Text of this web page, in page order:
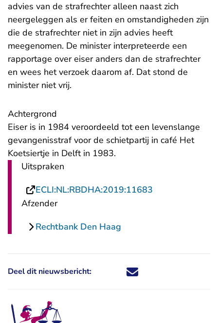
advies van de strafrechter alleen naast zich
neergeleggen als er feiten en omstandigheden zijn
die de strafrechter niet in zijn advies heeft
meegenomen. De minister interpreteerde een
rapportage over eiser anders dan de strafrechter
en wees het verzoek daarom af. Dat stond de
minister niet vrij.
Achtergrond
Eiser is in 1984 veroordeeld tot een levenslange
gevangenisstraf voor de schietpartij in café Het
Koetsiertje in Delft in 1983.
Uitspraken
ECLI:NL:RBDHA:2019:11683
Afzender
Rechtbank Den Haag
Deel dit nieuwsbericht: Deel dit nieuwsbericht via X -
Deel dit nieuwsbericht via
Deel dit nieuwsbericht
Deel dit